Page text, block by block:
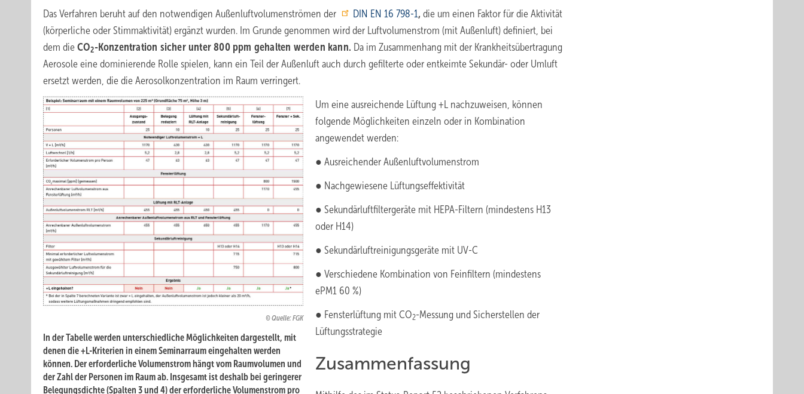
Das Verfahren beruht auf den notwendigen Außenluftvolumenströmen der DIN EN 16 798-1, die um einen Faktor für die Aktivität
(körperliche oder Stimmaktivität) ergänzt wurden. Im Grunde genommen wird der Luftvolumenstrom (mit Außenluft) definiert, bei
dem die CO2-Konzentration sicher unter 800 ppm gehalten werden kann. Da im Zusammenhang mit der Krankheitsübertragung
Aerosole eine dominierende Rolle spielen, kann ein Teil der Außenluft auch durch gefilterte oder entkeimte Sekundär- oder Umluft
ersetzt werden, die die Aerosolkonzentration im Raum verringert.
Quelle: FGK
In der Tabelle werden unterschiedliche Möglichkeiten dargestellt, mit
denen die +L-Kriterien in einem Seminarraum eingehalten werden
können. Der erforderliche Volumenstrom hängt vom Raumvolumen und
der Zahl der Personen im Raum ab. Insgesamt ist deshalb bei geringerer
Belegungsdichte (Spalten 3 und 4) der erforderliche Volumenstrom pro
Um eine ausreichende Lüftung +L nachzuweisen, können
folgende Möglichkeiten einzeln oder in Kombination
angewendet werden:
● Ausreichender Außenluftvolumenstrom
● Nachgewiesene Lüftungseffektivität
● Sekundärluftfiltergeräte mit HEPA-Filtern (mindestens H13
oder H14)
● Sekundärluftreinigungsgeräte mit UV-C
● Verschiedene Kombination von Feinfiltern (mindestens
ePM1 60 %)
● Fensterlüftung mit CO2-Messung und Sicherstellen der
Lüftungsstrategie
Zusammenfassung